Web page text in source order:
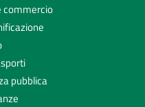
commercio
pubblica